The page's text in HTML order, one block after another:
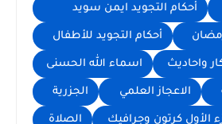
أحكام التجويد ايمن سويد
أحكام التجويد للأطفال
واحاديث اسماء الله الحسنى
الاعجاز العلمي الجزرية
الأول كرتون وجرافيك الصلاة